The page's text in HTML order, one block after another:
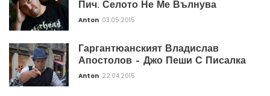
Пич. Селото Не Ме Вълнува
Anton 03.05.2015
Гаргантюанският Владислав
Апостолов – Джо Пеши С Писалка
Anton 22.04.2015